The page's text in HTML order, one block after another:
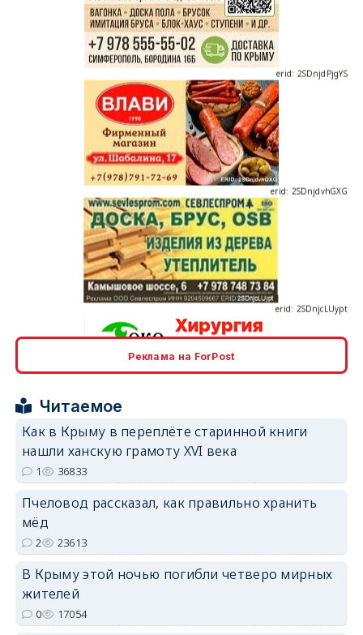
erid: 2SDnjdvhGXG
erid: 2SDnjcrDNw6
Реклама на ForPost
Читаемое
Как в Крыму в переплёте старинной книги
нашли ханскую грамоту XVI века
1 36833
Пчеловод рассказал, как правильно хранить
мёд
2 23613
В Крыму этой ночью погибли четверо мирных
жителей
0 17054